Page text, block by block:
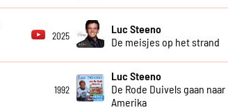
2025
Luc Steeno
De meisjes op het strand
1992
Luc Steeno
De Rode Duivels gaan naar
Amerika